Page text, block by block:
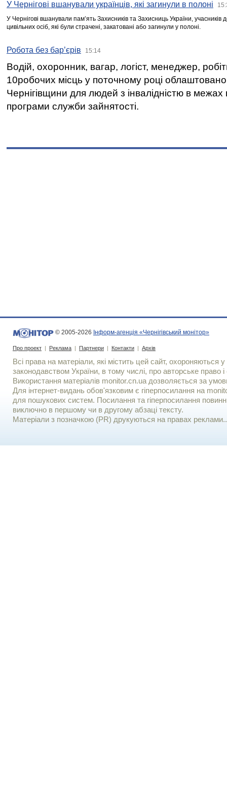
У Чернігові вшанували українців, які загинули в полоні
У Чернігові вшанували пам’ять Захисників та Захисниць України,
цивільних осіб, які були страчені, закатовані або загинули у полоні.
Робота без бар’єрів 15:14
Водій, охоронник, вагар, логіст, менеджер,
10робочих місць у поточному році
Чернігівщини для людей з інвалідністю в межах
програми служби зайнятості.
© 2005-2026 Інформ-агенція «Чернігівський монітор»
Про проект | Реклама | Партнери | Контакти | Архів
Всі права на матеріали, які містить цей сайт, охороняються у
законодавством України, в тому числі, про авторське право і
Використання матерiалiв monitor.cn.ua дозволяється за
Для iнтернет-видань обов'язковим є гiперпосилання на
для пошукових систем. Посилання та гіперпосилання
виключно в першому чи в другому абзаці тексту.
Матеріали з позначкою (PR) друкуються на правах реклами..